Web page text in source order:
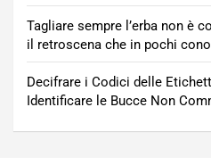
Tagliare sempre l’erba non è
il retroscena che in pochi
Decifrare i Codici delle
Identificare le Bucce Non